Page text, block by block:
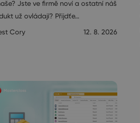
Jste ve firmě noví a ostatní náš
už ovládají? Přijdťe…
Cory
12. 8. 2026